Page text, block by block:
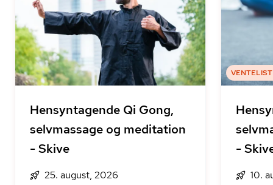
Hensyntagende Qi Gong,
selvmassage og meditation
- Skive
25. august, 2026
-
10.